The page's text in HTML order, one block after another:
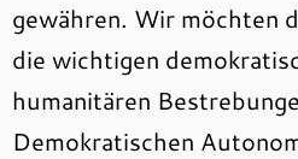
gewähren. Wir möchten
die wichtigen
humanitären
Demokratischen